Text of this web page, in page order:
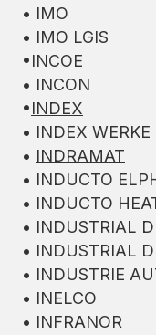
• IMO
• IMO LGIS
•INCOE
• INCON
•INDEX
• INDEX WERKE
• INDRAMAT
• INDUCTO
• INDUCTO
• INDUSTRIAL
• INDUSTRIAL
• INDUSTRIE
• INELCO
• INFRANOR